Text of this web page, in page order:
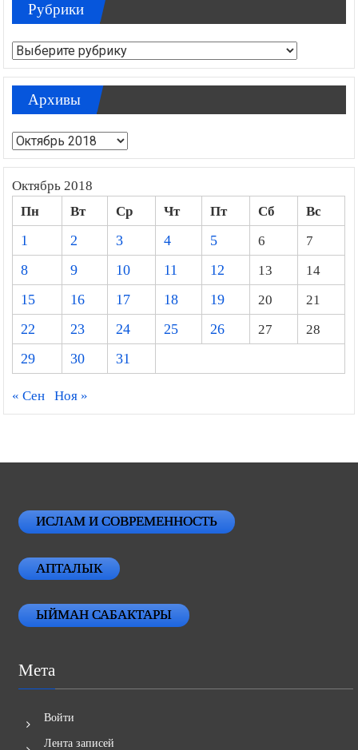
Рубрики
Рубрики
Архивы
Архивы
Октябрь 2018
Пн Вт Ср Чт Пт Сб
Вс
1
2 3 4 5 6
7
8
9 10 11 12 13
14
15
16 17 18 19 20
21
22
23 24 25 26 27
28
29
30 31
« Сен Ноя »
ИСЛАМ И СОВРЕМЕННОСТЬ
АПТАЛЫК
ЫЙМАН САБАКТАРЫ
Мета
Войти
Лента записей